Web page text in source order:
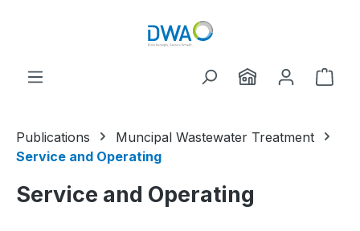
Publications
Muncipal Wastewater Treatment
Service and Operating
Service and Operating